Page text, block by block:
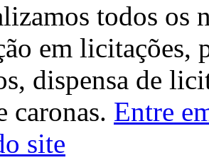
todos os
em licitações,
dispensa de
caronas. Entre
site